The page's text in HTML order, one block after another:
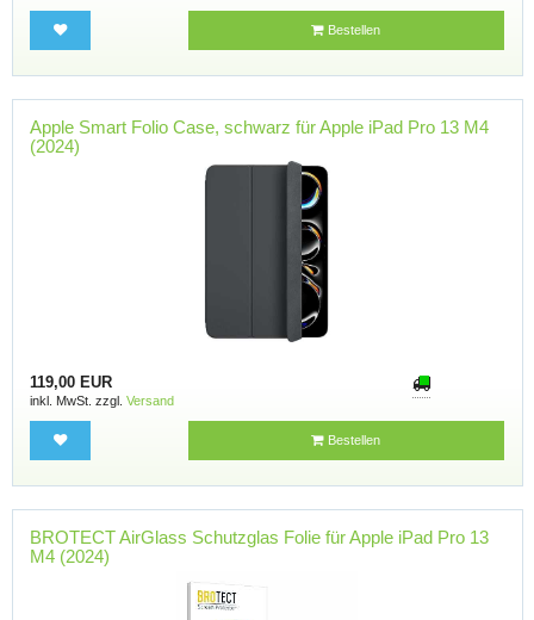
Bestellen
Apple Smart Folio Case, schwarz für Apple iPad Pro 13 M4
(2024)
119,00 EUR
inkl. MwSt. zzgl. Versand
Bestellen
BROTECT AirGlass Schutzglas Folie für Apple iPad Pro 13
M4 (2024)